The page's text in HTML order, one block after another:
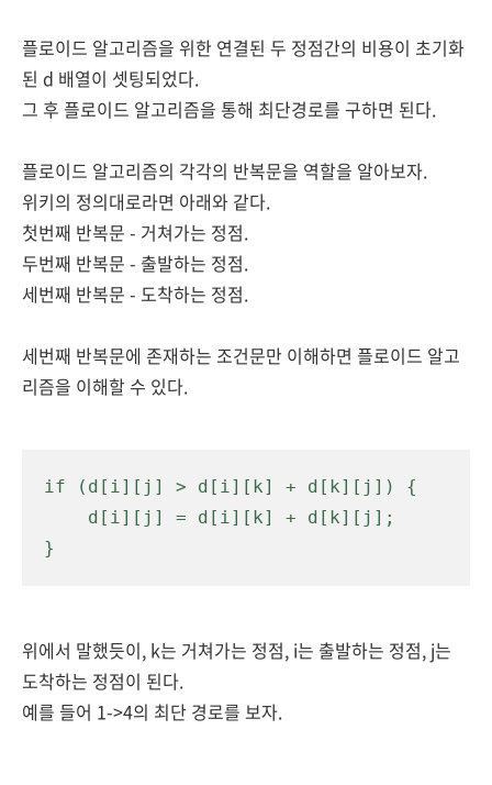
플로이드 알고리즘을 위한 연결된 두 정점간의 비용이 초기화
된 d 배열이 셋팅되었다.
그 후 플로이드 알고리즘을 통해 최단경로를 구하면 된다.
플로이드 알고리즘의 각각의 반복문을 역할을 알아보자.
위키의 정의대로라면 아래와 같다.
첫번째 반복문 - 거쳐가는 정점.
두번째 반복문 - 출발하는 정점.
세번째 반복문 - 도착하는 정점.
세번째 반복문에 존재하는 조건문만 이해하면 플로이드 알고
리즘을 이해할 수 있다.
if (d[i][j] > d[i][k] + d[k][j]) {
}
위에서 말했듯이, k는 거쳐가는 정점, i는 출발하는 정점, j는
도착하는 정점이 된다.
예를 들어 1->4의 최단 경로를 보자.